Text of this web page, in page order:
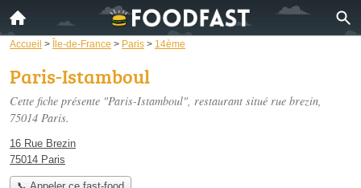
Accueil > Île-de-France > Paris > 14ème
Paris-Istamboul
Cette fiche présente "Paris-Istamboul", restaurant situé rue brezin,
75014 Paris.
16 Rue Brezin
75014 Paris